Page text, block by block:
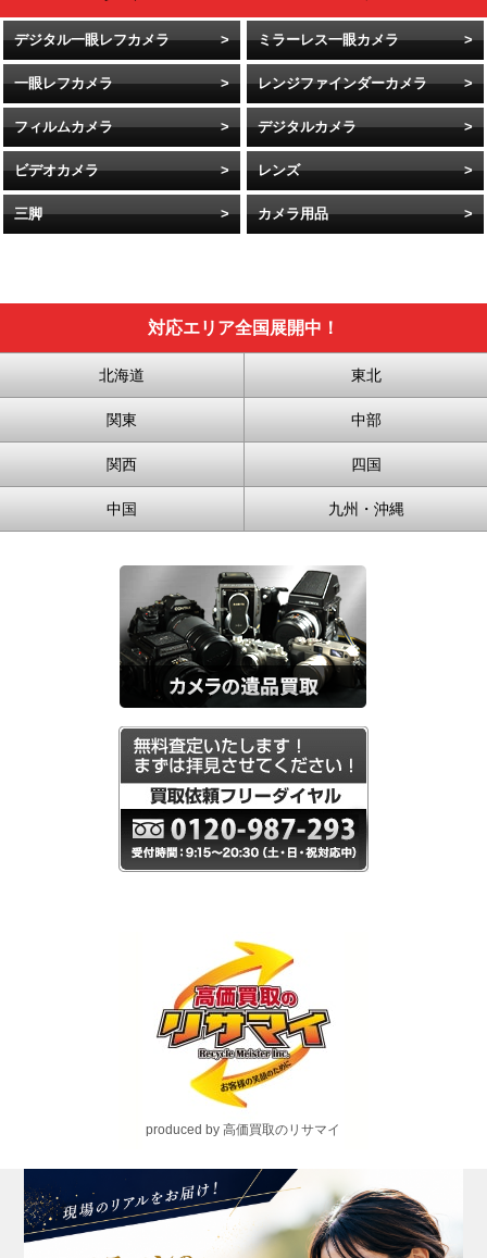
デジタル一眼レフカメラ ミラーレス一眼カメラ
一眼レフカメラ レンジファインダーカメラ
フィルムカメラ デジタルカメラ
ビデオカメラ レンズ
三脚 カメラ用品
対応エリア全国展開中！
北海道 東北
関東 中部
関西 四国
中国 九州・沖縄
produced by 高価買取のリサマイ